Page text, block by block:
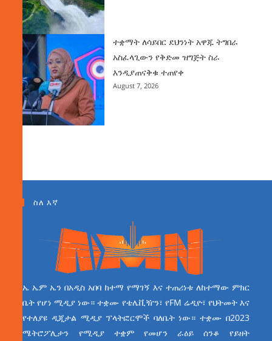
ተቋማት ለሳይበር ደህንነት አዋጁ ትግበራ
አስፈላጊውን የቅድመ ዝግጅት ስራ
እንዲያጠናቅቁ ተጠየቀ
August 7, 2026
ስለ እኛ
ኤ ኤም ኤን በአዲስ አበባ ከተማ የማገኝ እና ተጠሪነቱ ለከተማው ምክር
ቤት የሆነ ሚዲያ ነው። ተቋሙ የቴሌቪዥን፣ የFM ሬዲዮ፣ የህትመት እና
የተለያዩ ዲጂታል ሚዲያ ፕላትፎርሞች ባለቤት ነው። ተቋሙ በ2023
ሜትሮፖሊታን የሚዲያ ተቋም የመሆን ራዕይ ሰንቆ የይዘት